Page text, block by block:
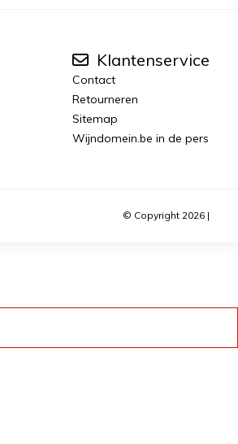
Klantenservice
Contact
Retourneren
Sitemap
Wijndomein.be in de pers
© Copyright 2026 |